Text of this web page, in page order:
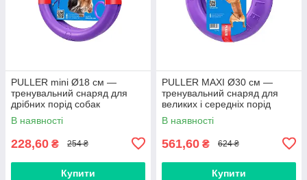
PULLER mini Ø18 см —
тренувальний снаряд для
дрібних порід собак
В наявності
228,60 ₴ 254 ₴
Купити
PULLER MAXI Ø30 см —
тренувальний снаряд для
великих і середніх порід
собак
В наявності
561,60 ₴ 624 ₴
Купити